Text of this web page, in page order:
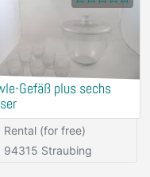
Gefäß plus sechs
Rental (for free)
94315 Straubing